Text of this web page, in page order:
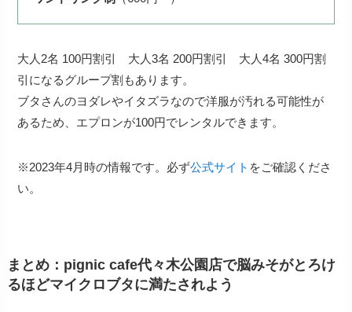
大人2名 100円割引 大人3名 200円割引 大人4名 300円割
引になるグループ割もあります。
ブタさんのヨダレやイタズラなので洋服が汚れる可能性が
あるため、エプロンが100円でレンタルできます。
※2023年4月時の情報です。必ず公式サイト をご確認くださ
い。
まとめ：pignic cafe代々木公園店で脳みそがとろけ
るほどマイクロブタに満たされよう